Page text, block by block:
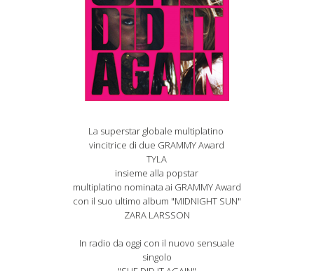
La superstar globale multiplatino
vincitrice di due GRAMMY Award
TYLA
insieme alla popstar
multiplatino nominata ai GRAMMY Award
con il suo ultimo album "MIDNIGHT SUN"
ZARA LARSSON
In radio da oggi con il nuovo sensuale
singolo